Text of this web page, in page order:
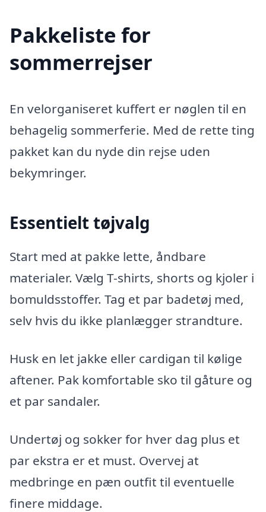
Pakkeliste for
sommerrejser
En velorganiseret kuffert er nøglen til en
behagelig sommerferie. Med de rette ting
pakket kan du nyde din rejse uden
bekymringer.
Essentielt tøjvalg
Start med at pakke lette, åndbare
materialer. Vælg T-shirts, shorts og kjoler i
bomuldsstoffer. Tag et par badetøj med,
selv hvis du ikke planlægger strandture.
Husk en let jakke eller cardigan til kølige
aftener. Pak komfortable sko til gåture og
et par sandaler.
Undertøj og sokker for hver dag plus et
par ekstra er et must. Overvej at
medbringe en pæn outfit til eventuelle
finere middage.